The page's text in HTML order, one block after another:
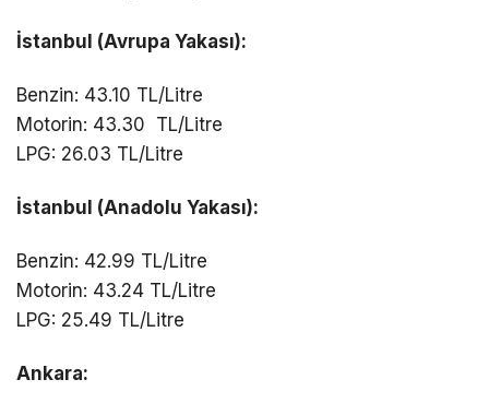
İstanbul (Avrupa Yakası):
Benzin: 43.10 TL/Litre
Motorin: 43.30 TL/Litre
LPG: 26.03 TL/Litre
İstanbul (Anadolu Yakası):
Benzin: 42.99 TL/Litre
Motorin: 43.24 TL/Litre
LPG: 25.49 TL/Litre
Ankara: